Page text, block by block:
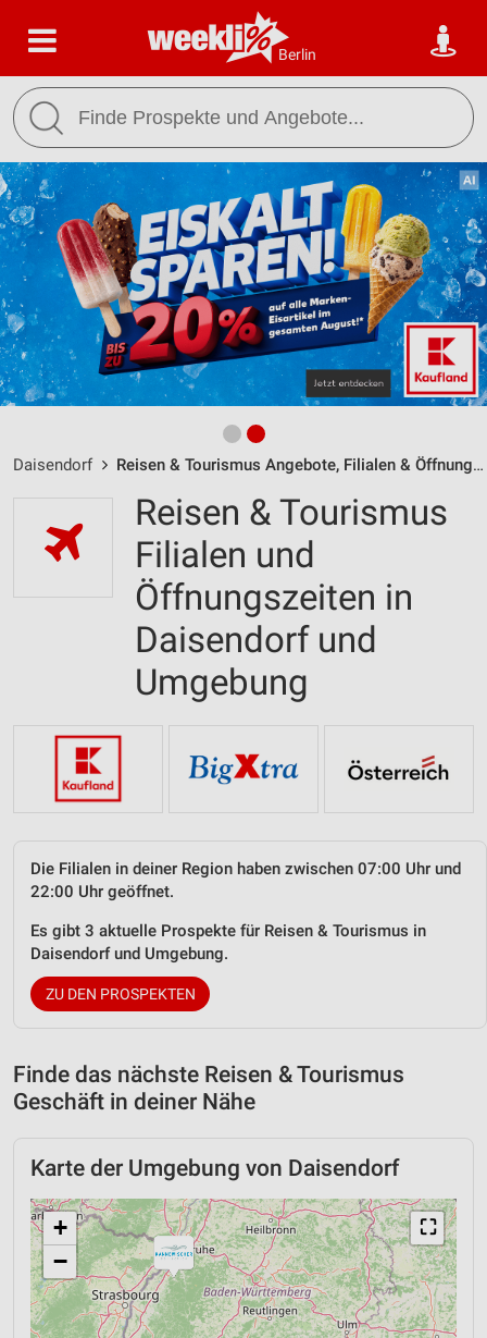
Berlin
Daisendorf Reisen & Tourismus Angebote, Filialen & Öffnungszeiten
Reisen & Tourismus
Filialen und
Öffnungszeiten in
Daisendorf und
Umgebung
Die Filialen in deiner Region haben zwischen 07:00 Uhr und
22:00 Uhr geöffnet.
Es gibt 3 aktuelle Prospekte für Reisen & Tourismus in
Daisendorf und Umgebung.
ZU DEN PROSPEKTEN
Finde das nächste Reisen & Tourismus
Geschäft in deiner Nähe
Karte der Umgebung von Daisendorf
⛶
+
−